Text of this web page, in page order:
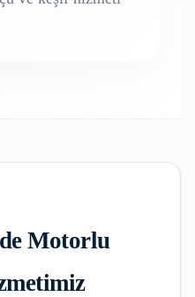
Motorlu